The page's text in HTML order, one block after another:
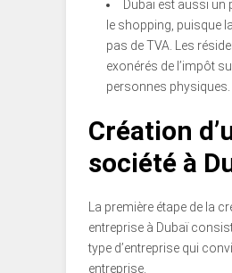
Dubaï est aussi
le shopping, puisque
pas de TVA. Les
exonérés de l’impôt
personnes physiques.
Création
société à
La première étape de la
entreprise à Dubaï
type d’entreprise qui
entreprise.